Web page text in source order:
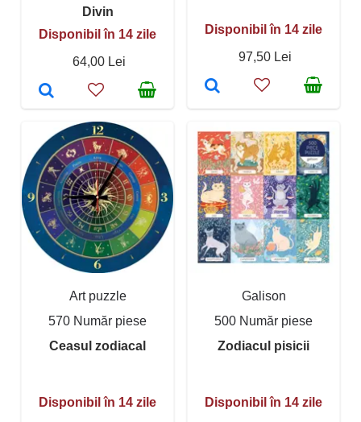
Divin
Disponibil în 14 zile
64,00 Lei
Disponibil în 14 zile
97,50 Lei
Art puzzle
570 Număr piese
Ceasul zodiacal
Disponibil în 14 zile
Galison
500 Număr piese
Zodiacul pisicii
Disponibil în 14 zile